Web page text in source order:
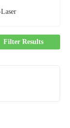
Filter Results